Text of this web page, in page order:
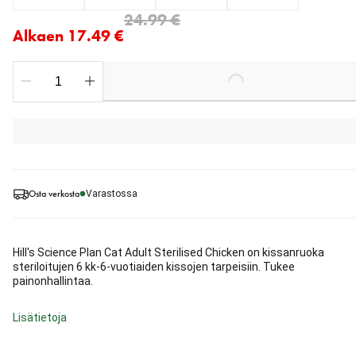
Osta verkosta Varastossa
Hill's Science Plan Cat Adult Sterilised Chicken on kissanruoka
steriloitujen 6 kk-6-vuotiaiden kissojen tarpeisiin. Tukee
painonhallintaa.
Lisätietoja
Alkaen 17.49 €
Nykyinen hinta alkaen 17.49 €
24.99 €
alkuperäinen hinta 24.99 €
Loading...